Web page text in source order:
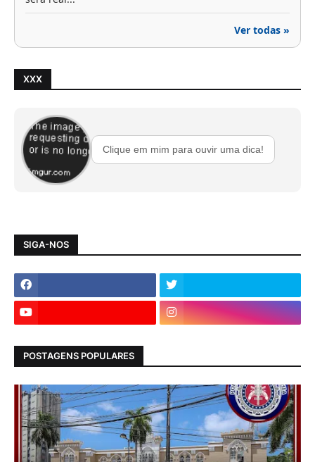
Ver todas »
XXX
Clique em mim para ouvir uma dica!
SIGA-NOS
POSTAGENS POPULARES